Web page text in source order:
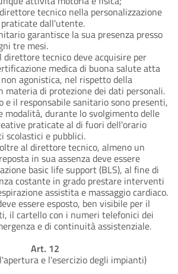
tecnico nella personalizzazione
dall'utente.
garantisce la sua presenza presso
tre mesi.
tecnico deve acquisire per
medica di buona salute atta
agonistica, nel rispetto della
materia di protezione dei dati personali.
e il responsabile sanitario sono presenti,
modalità, durante lo svolgimento delle
praticate al di fuori dell'orario
scolastici e pubblici.
al direttore tecnico, almeno un
in sua assenza deve essere
basic life support (BLS), al fine di
costante in grado prestare interventi
assistita e massaggio cardiaco.
essere esposto, ben visibile per il
il cartello con i numeri telefonici dei
e di continuità assistenziale.
Art. 12
e l'esercizio degli impianti)